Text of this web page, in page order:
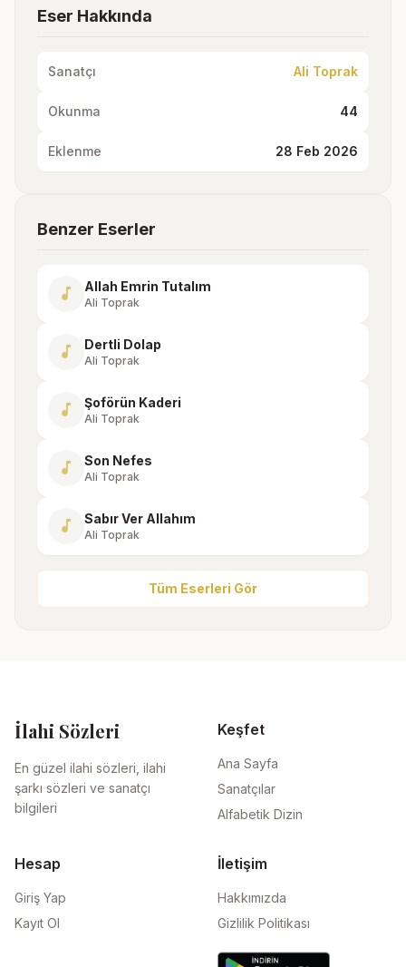
Eser Hakkında
Sanatçı Ali Toprak
Okunma 44
Eklenme 28 Feb 2026
Benzer Eserler
music_note Allah Emrin Tutalım
Ali Toprak
music_note Dertli Dolap
Ali Toprak
music_note Şoförün Kaderi
Ali Toprak
music_note Son Nefes
Ali Toprak
music_note Sabır Ver Allahım
Ali Toprak
Tüm Eserleri Gör
İlahi Sözleri
En güzel ilahi sözleri, ilahi
şarkı sözleri ve sanatçı
bilgileri
Keşfet
Ana Sayfa
Sanatçılar
Alfabetik Dizin
Hesap
Giriş Yap
Kayıt Ol
İletişim
Hakkımızda
Gizlilik Politikası